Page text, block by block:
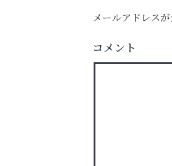
猫背･側弯、背骨
整えませんか？
メールアドレス
コメント